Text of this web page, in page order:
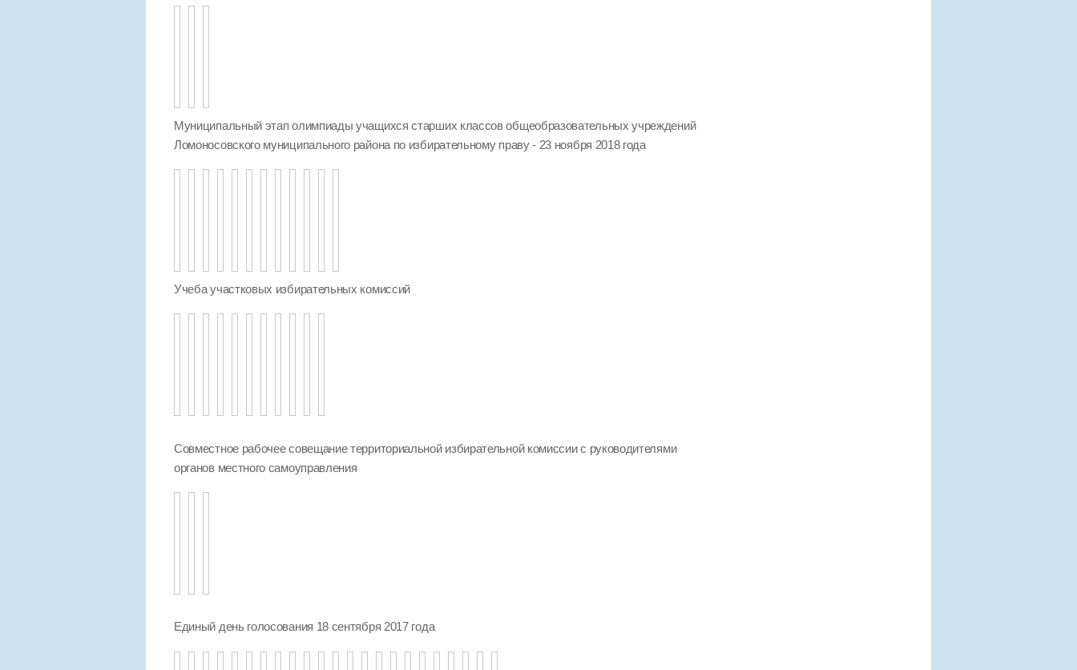
Муниципальный этап олимпиады учащихся старших классов общеобразовательных учреждений
Ломоносовского муниципального района по избирательному праву - 23 ноября 2018 года
Учеба участковых избирательных комиссий
Совместное рабочее совещание территориальной избирательной комиссии с руководителями
органов местного самоуправления
Единый день голосования 18 сентября 2017 года